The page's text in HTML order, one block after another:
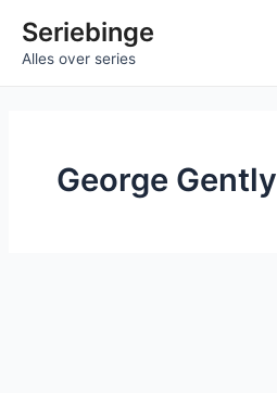
naarSeriebinge
Alles over series
George Gently